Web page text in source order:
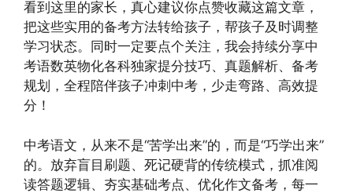
看到这里的家长，真心建议你点赞收藏这篇文章，
把这些实用的备考方法转给孩子，帮孩子及时调整
学习状态。同时一定要点个关注，我会持续分享中
考语数英物化各科独家提分技巧、真题解析、备考
规划，全程陪伴孩子冲刺中考，少走弯路、高效提
分！
中考语文，从来不是“苦学出来”的，而是“巧学出来”
的。放弃盲目刷题、死记硬背的传统模式，抓准阅
读答题逻辑、夯实基础考点、优化作文备考，每一